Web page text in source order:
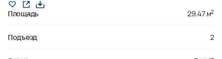
Площадь 29.47 м2
Подъезд 2